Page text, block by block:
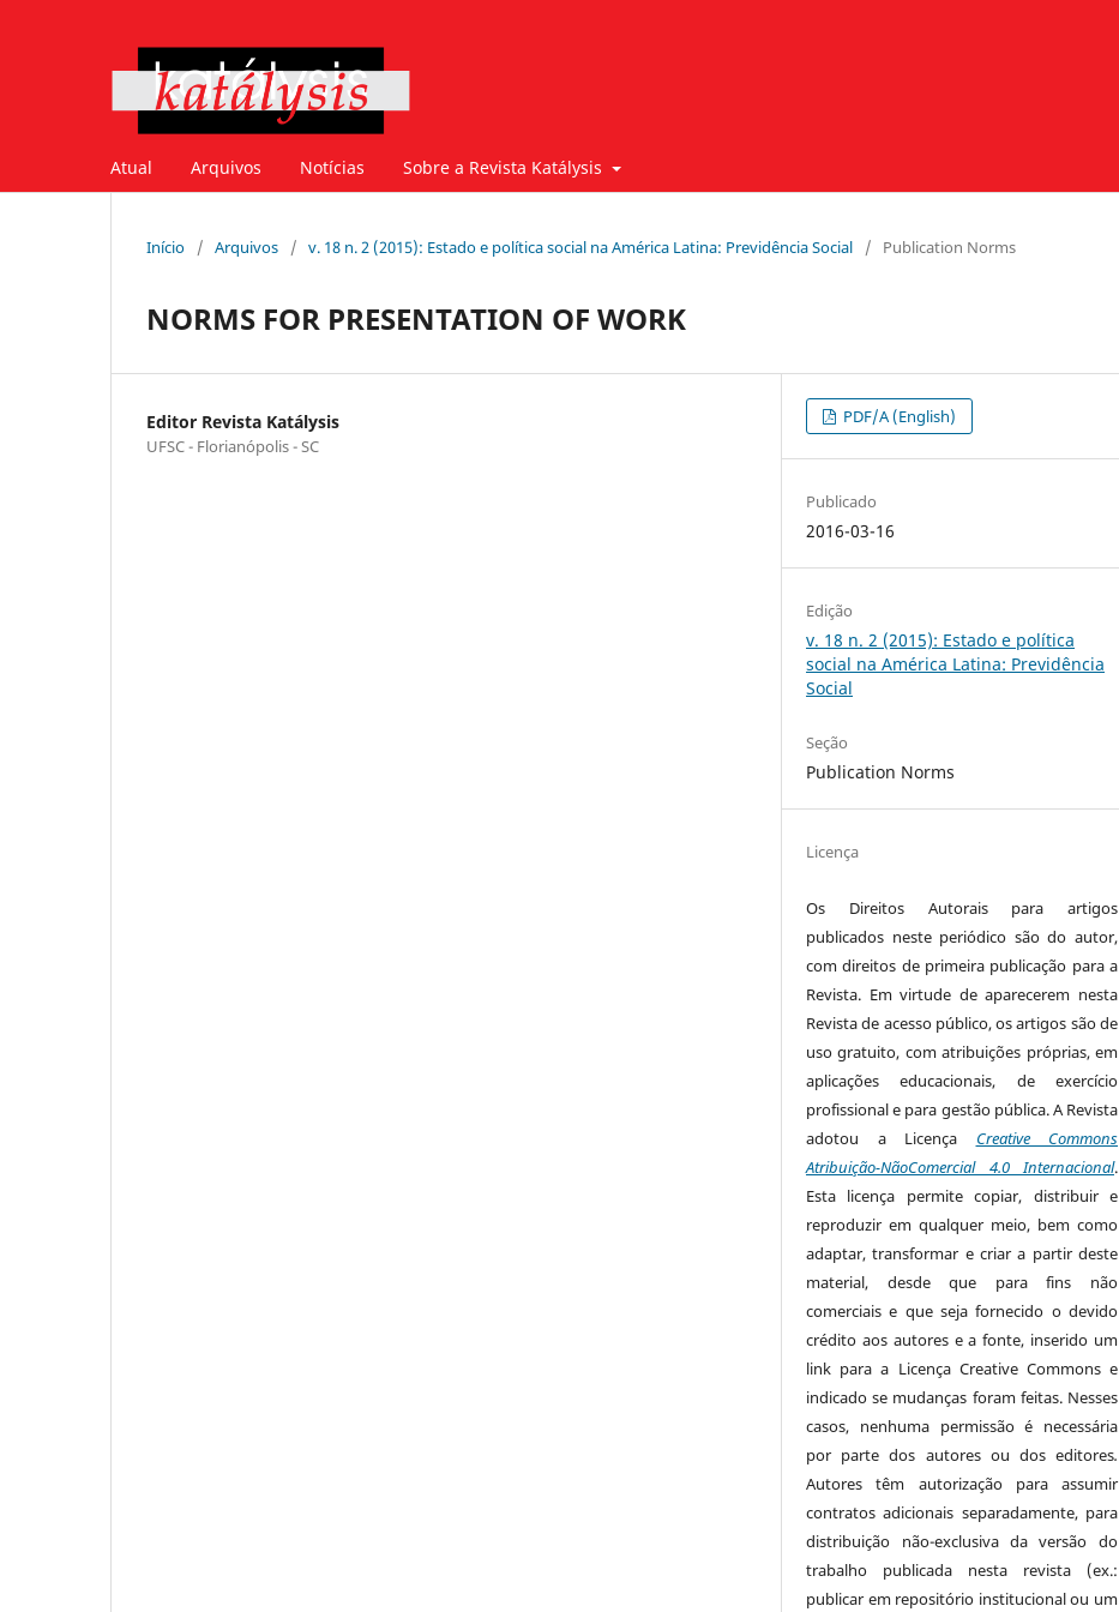
Atual Arquivos Notícias Sobre a Revista Katálysis
Início / Arquivos / v. 18 n. 2 (2015): Estado e política social na América Latina: Previdência Social / Publication Norms
NORMS FOR PRESENTATION OF WORK
Editor Revista Katálysis
UFSC - Florianópolis - SC
PDF/A (English)
Publicado
2016-03-16
Edição
v. 18 n. 2 (2015): Estado e política
social na América Latina: Previdência
Social
Seção
Publication Norms
Licença
Os Direitos Autorais para artigos
publicados neste periódico são do autor,
com direitos de primeira publicação para a
Revista. Em virtude de aparecerem nesta
Revista de acesso público, os artigos são de
uso gratuito, com atribuições próprias, em
aplicações educacionais, de exercício
profissional e para gestão pública. A Revista
adotou a Licença Creative Commons
Atribuição-NãoComercial 4.0 Internacional.
Esta licença permite copiar, distribuir e
reproduzir em qualquer meio, bem como
adaptar, transformar e criar a partir deste
material, desde que para fins não
comerciais e que seja fornecido o devido
crédito aos autores e a fonte, inserido um
link para a Licença Creative Commons e
indicado se mudanças foram feitas. Nesses
casos, nenhuma permissão é necessária
por parte dos autores ou dos editores.
Autores têm autorização para assumir
contratos adicionais separadamente, para
distribuição não-exclusiva da versão do
trabalho publicada nesta revista (ex.:
publicar em repositório institucional ou um